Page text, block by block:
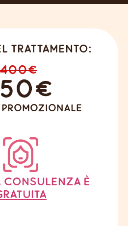
trattamento:
consulenza è